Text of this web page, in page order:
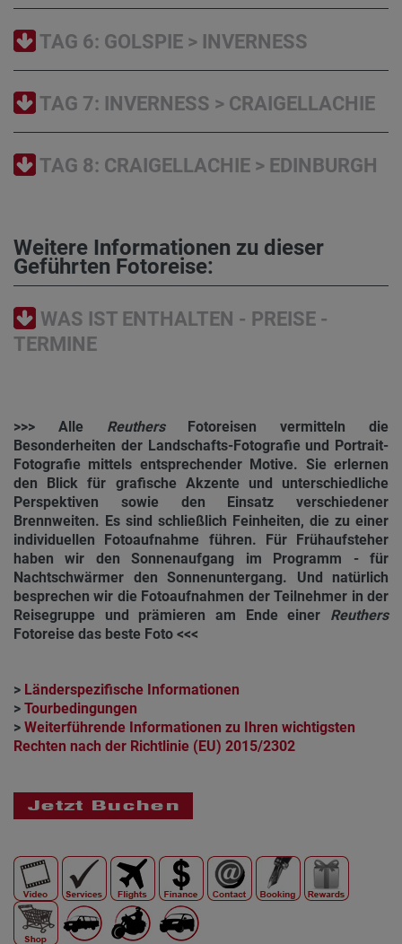
TAG 6: GOLSPIE > INVERNESS
TAG 7: INVERNESS > CRAIGELLACHIE
TAG 8: CRAIGELLACHIE > EDINBURGH
Weitere Informationen zu dieser
Geführten Fotoreise:
WAS IST ENTHALTEN - PREISE -
TERMINE
>>> Alle ReuthersFotoreisen vermitteln die
Besonderheiten der Landschafts-Fotografie und Portrait-
Fotografie mittels entsprechender Motive. Sie erlernen
den Blick für grafische Akzente und unterschiedliche
Perspektiven sowie den Einsatz verschiedener
Brennweiten. Es sind schließlich Feinheiten, die zu einer
individuellen Fotoaufnahme führen. Für Frühaufsteher
haben wir den Sonnenaufgang im Programm - für
Nachtschwärmer den Sonnenuntergang. Und natürlich
besprechen wir die Fotoaufnahmen der Teilnehmer in der
Reisegruppe und prämieren am Ende einer Reuthers
Fotoreise das beste Foto <<<
> Länderspezifische Informationen
> Tourbedingungen
> Weiterführende Informationen zu Ihren wichtigsten
Rechten nach der Richtlinie (EU) 2015/2302